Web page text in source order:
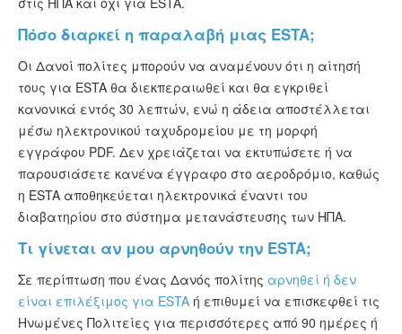
Πόσο διαρκεί η παραλαβή μιας ESTA;
Οι Δανοί πολίτες μπορούν να αναμένουν ότι η αίτησή
τους για ESTA θα διεκπεραιωθεί και θα εγκριθεί
κανονικά εντός 30 λεπτών, ενώ η άδεια αποστέλλεται
μέσω ηλεκτρονικού ταχυδρομείου με τη μορφή
εγγράφου PDF. Δεν χρειάζεται να εκτυπώσετε ή να
παρουσιάσετε κανένα έγγραφο στο αεροδρόμιο, καθώς
η ESTA αποθηκεύεται ηλεκτρονικά έναντι του
διαβατηρίου στο σύστημα μετανάστευσης των ΗΠΑ.
Τι γίνεται αν μου αρνηθούν την ESTA;
Σε περίπτωση που ένας Δανός πολίτης αρνηθεί ή δεν
είναι επιλέξιμος για ESTA ή επιθυμεί να επισκεφθεί τις
Ηνωμένες Πολιτείες για περισσότερες από 90 ημέρες ή